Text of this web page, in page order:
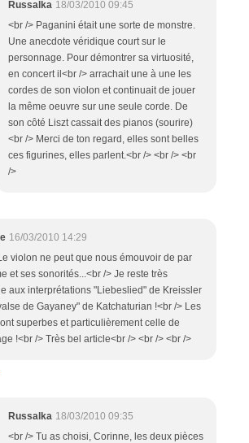
Russalka 18/03/2010 09:45
<br /> Paganini était une sorte de monstre.
Une anecdote véridique court sur le
personnage. Pour démontrer sa virtuosité,
en concert il<br /> arrachait une à une les
cordes de son violon et continuait de jouer
la même oeuvre sur une seule corde. De
son côté Liszt cassait des pianos (sourire)
<br /> Merci de ton regard, elles sont belles
ces figurines, elles parlent.<br /> <br /> <br
/>
16/03/2010 14:29
violon ne peut que nous émouvoir de par
et ses sonorités...<br /> Je reste très
aux interprétations "Liebeslied" de Kreissler
de Gayaney" de Katchaturian !<br /> Les
superbes et particulièrement celle de
!<br /> Très bel article<br /> <br /> <br />
Russalka 18/03/2010 09:35
<br /> Tu as choisi, Corinne, les deux pièces